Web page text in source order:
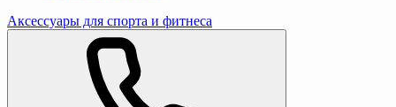
Аксессуары для спорта и фитнеса